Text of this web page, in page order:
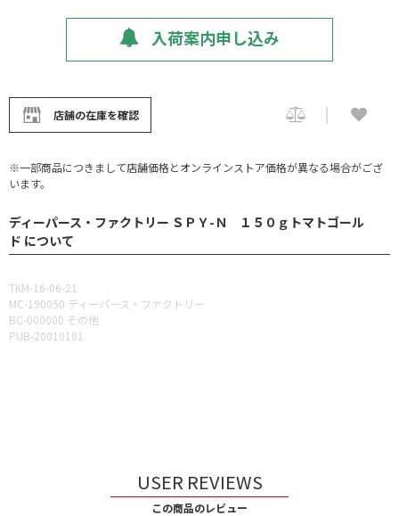
入荷案内申し込み
店舗の在庫を確認
※一部商品につきまして店舗価格とオンラインストア価格が異なる場合がござ
います。
ディーパース・ファクトリー ＳＰＹ-Ｎ １５０ｇトマトゴール
ド について
TKM-16-06-21
MC-190050 ディーパース・ファクトリー
BC-000000 その他
PUB-20010101
USER REVIEWS
この商品のレビュー